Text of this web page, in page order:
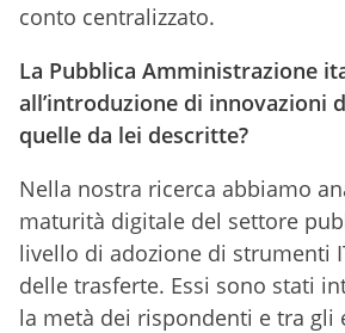
conto centralizzato.
La Pubblica Amministrazione
all’introduzione di innovazioni
quelle da lei descritte?
Nella nostra ricerca abbiamo
maturità digitale del settore
livello di adozione di strumenti
delle trasferte. Essi sono stati
la metà dei rispondenti e tra gli